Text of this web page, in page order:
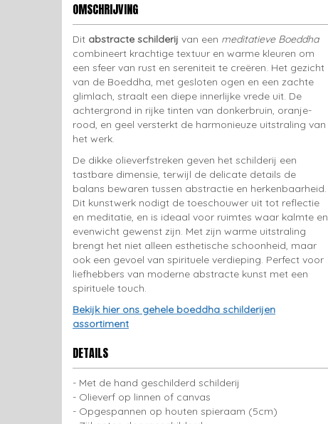
OMSCHRIJVING
Dit abstracte schilderij van een meditatieve Boeddha
combineert krachtige textuur en warme kleuren om
een sfeer van rust en sereniteit te creëren. Het gezicht
van de Boeddha, met gesloten ogen en een zachte
glimlach, straalt een diepe innerlijke vrede uit. De
achtergrond in rijke tinten van donkerbruin, oranje-
rood, en geel versterkt de harmonieuze uitstraling van
het werk.
De dikke olieverfstreken geven het schilderij een
tastbare dimensie, terwijl de delicate details de
balans bewaren tussen abstractie en herkenbaarheid.
Dit kunstwerk nodigt de toeschouwer uit tot reflectie
en meditatie, en is ideaal voor ruimtes waar kalmte en
evenwicht gewenst zijn. Met zijn warme uitstraling
brengt het niet alleen esthetische schoonheid, maar
ook een gevoel van spirituele verdieping. Perfect voor
liefhebbers van moderne abstracte kunst met een
spirituele touch.
Bekijk hier ons gehele boeddha schilderijen
assortiment
DETAILS
Met de hand geschilderd schilderij
Olieverf op linnen of canvas
Opgespannen op houten spieraam (5cm)